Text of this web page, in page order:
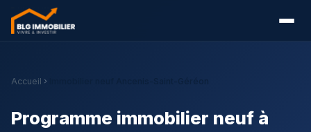
Accueil
Programme immobilier neuf à